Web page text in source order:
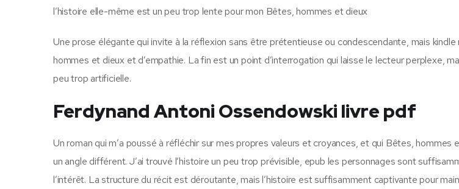
l’histoire elle-même est un peu trop lente pour mon Bêtes, hommes et dieux
Une prose élégante qui invite à la réflexion sans être prétentieuse ou condescendante, mais
hommes et dieux et d’empathie. La fin est un point d’interrogation qui laisse le lecteur perplexe,
peu trop artificielle.
Ferdynand Antoni Ossendowski livre pdf
Un roman qui m’a poussé à réfléchir sur mes propres valeurs et croyances, et qui Bêtes, hommes
un angle différent. J’ai trouvé l’histoire un peu trop prévisible, epub les personnages sont
l’intérêt. La structure du récit est déroutante, mais l’histoire est suffisamment captivante pour